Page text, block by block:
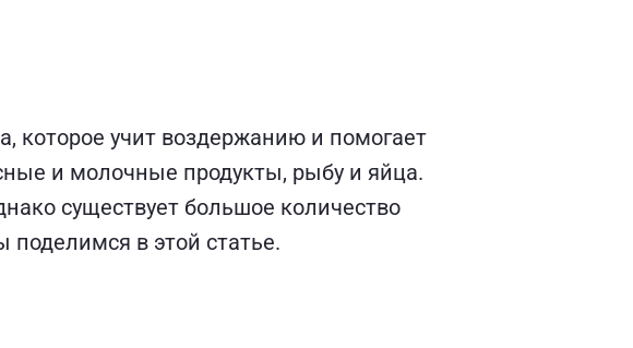
которое учит воздержанию и помогает
и молочные продукты, рыбу и яйца.
существует большое количество
в этой статье.